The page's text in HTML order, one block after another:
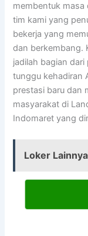
membentuk masa
tim kami yang
bekerja yang
dan berkembang.
jadilah bagian
tunggu kehadiran
prestasi baru dan
masyarakat di
Indomaret yang
Loker